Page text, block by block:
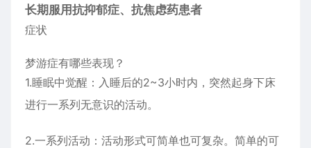
长期服用抗抑郁症、抗焦虑药患者
症状
梦游症有哪些表现？
1.睡眠中觉醒：入睡后的2~3小时内，突然起身下床
进行一系列无意识的活动。
2.一系列活动：活动形式可简单也可复杂。简单的可